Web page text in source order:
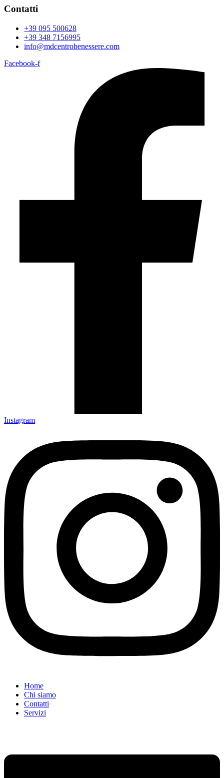
Contatti
+39 095 500628
+39 348 7156995
info@mdcentrobenessere.com
Facebook-f
Instagram
Home
Chi siamo
Contatti
Servizi